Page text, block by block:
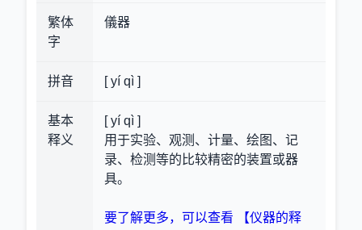
繁体
字
儀器
拼音 [ yí qì ]
基本
释义
[ yí qì ]
用于实验、观测、计量、绘图、记
录、检测等的比较精密的装置或器
具。
要了解更多，可以查看 【仪器的释